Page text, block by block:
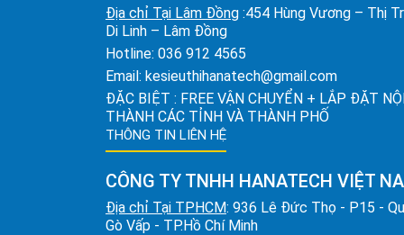
Địa chỉ Tại Lâm Đồng :454 Hùng Vương – Thị
Di Linh – Lâm Đồng
Hotline: 036 912 4565
Email: kesieuthihanatech@gmail.com
ĐẶC BIỆT : FREE VẬN CHUYỂN + LẮP ĐẶT
THÀNH CÁC TỈNH VÀ THÀNH PHỐ
THÔNG TIN LIÊN HỆ
CÔNG TY TNHH HANATECH VIỆT
Địa chỉ Tại TPHCM: 936 Lê Đức Thọ - P15 -
Gò Vấp - TP.Hồ Chí Minh